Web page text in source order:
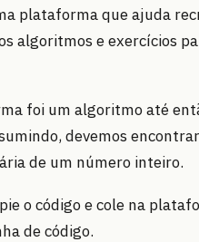
plataforma que ajuda
algoritmos e exercícios
foi um algoritmo até
devemos
de um número inteiro.
o código e cole na
de código.